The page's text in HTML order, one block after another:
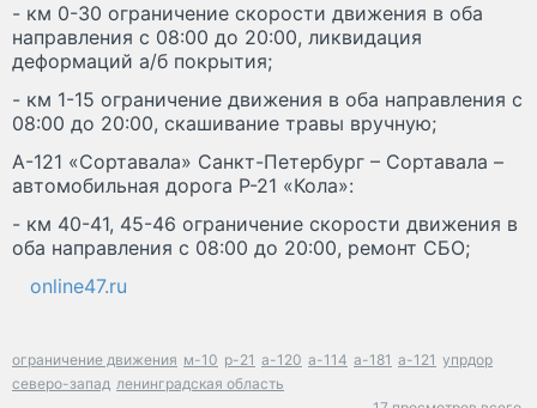
- км 0-30 ограничение скорости движения в оба
направления с 08:00 до 20:00, ликвидация
деформаций а/б покрытия;
- км 1-15 ограничение движения в оба направления с
08:00 до 20:00, скашивание травы вручную;
А-121 «Сортавала» Санкт-Петербург – Сортавала –
автомобильная дорога Р-21 «Кола»:
- км 40-41, 45-46 ограничение скорости движения в
оба направления с 08:00 до 20:00, ремонт СБО;
online47.ru
ограничение движения м-10 р-21 а-120 а-114 а-181 а-121 упрдор
северо-запад ленинградская область